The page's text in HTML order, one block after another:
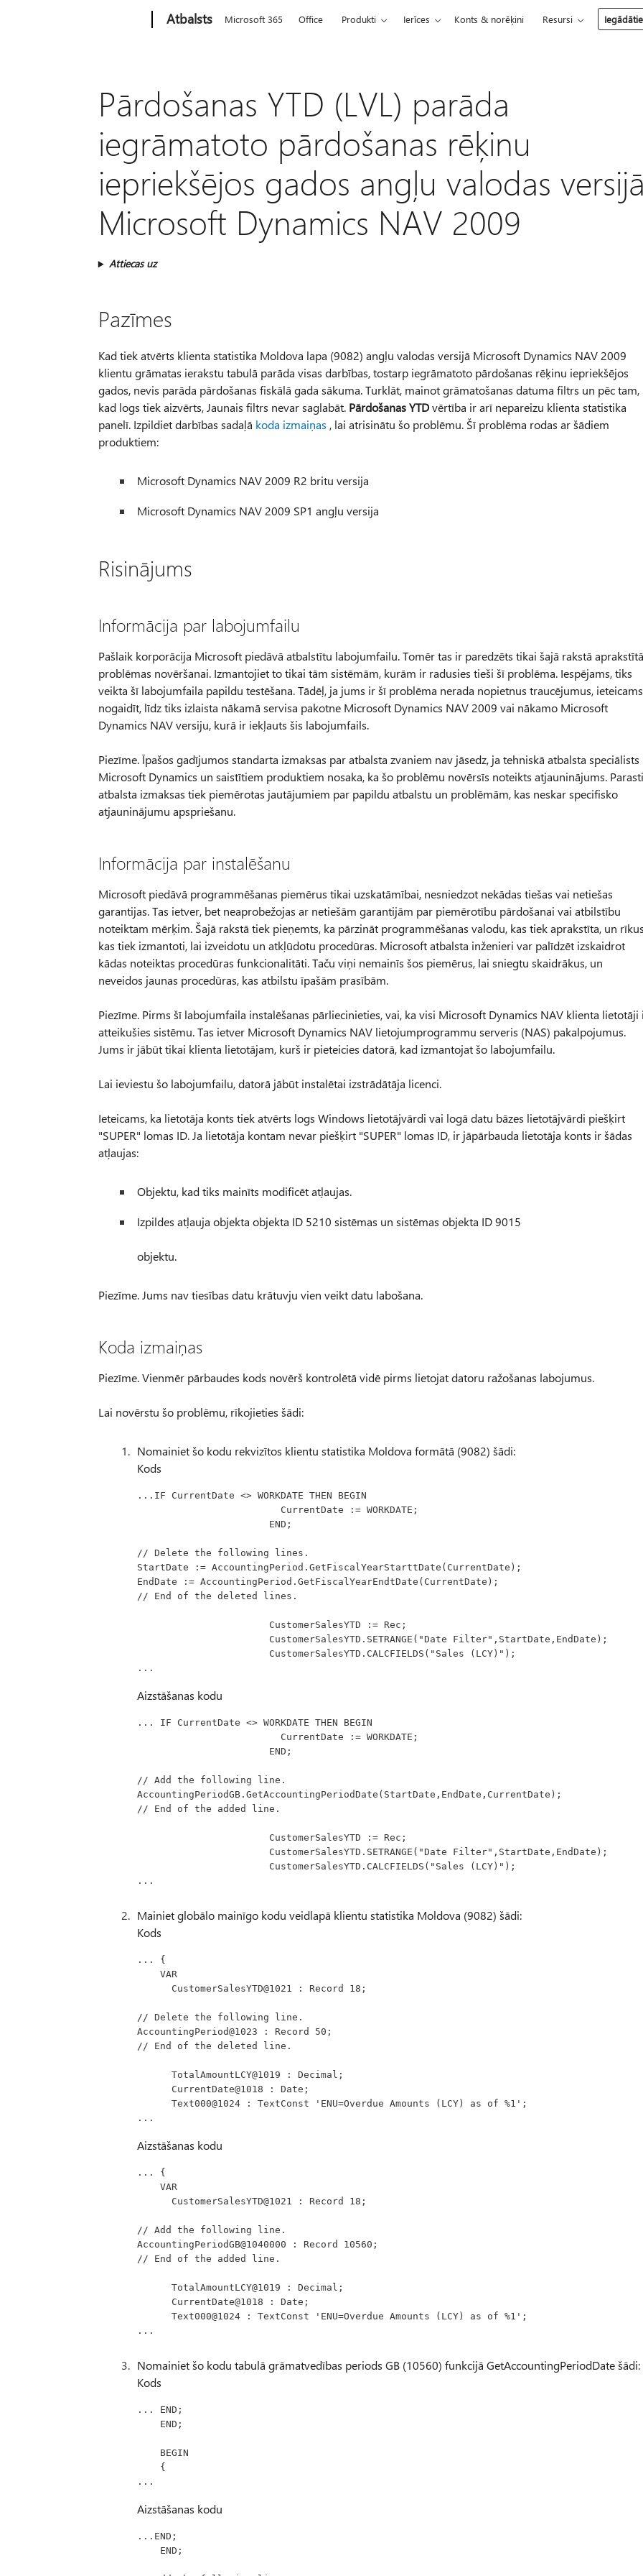
Atbalsts Microsoft 365 Office Produkti Ierīces Konts & norēķini Resursi
Pārdošanas YTD (LVL) parāda
iegrāmatoto pārdošanas rēķinu
iepriekšējos gados angļu valodas versijā
Microsoft Dynamics NAV 2009
Attiecas uz
Pazīmes
Kad tiek atvērts klienta statistika Moldova lapa (9082) angļu valodas versijā Microsoft Dynamics NAV 2009
klientu grāmatas ierakstu tabulā parāda visas darbības, tostarp iegrāmatoto pārdošanas rēķinu iepriekšējos
gados, nevis parāda pārdošanas fiskālā gada sākuma. Turklāt, mainot grāmatošanas datuma filtrs un pēc tam,
kad logs tiek aizvērts, Jaunais filtrs nevar saglabāt. Pārdošanas YTDvērtība ir arī nepareizu klienta statistika
panelī. Izpildiet darbības sadaļā koda izmaiņas , lai atrisinātu šo problēmu. Šī problēma rodas ar šādiem
produktiem:
Microsoft Dynamics NAV 2009 R2 britu versija
Microsoft Dynamics NAV 2009 SP1 angļu versija
Risinājums
Informācija par labojumfailu
Pašlaik korporācija Microsoft piedāvā atbalstītu labojumfailu. Tomēr tas ir paredzēts tikai šajā rakstā
problēmas novēršanai. Izmantojiet to tikai tām sistēmām, kurām ir radusies tieši šī problēma. Iespējams, tiks
veikta šī labojumfaila papildu testēšana. Tādēļ, ja jums ir šī problēma nerada nopietnus traucējumus, ieteicams
nogaidīt, līdz tiks izlaista nākamā servisa pakotne Microsoft Dynamics NAV 2009 vai nākamo Microsoft
Dynamics NAV versiju, kurā ir iekļauts šis labojumfails.
Piezīme. Īpašos gadījumos standarta izmaksas par atbalsta zvaniem nav jāsedz, ja tehniskā atbalsta speciālists
Microsoft Dynamics un saistītiem produktiem nosaka, ka šo problēmu novērsīs noteikts atjauninājums. Parasti
atbalsta izmaksas tiek piemērotas jautājumiem par papildu atbalstu un problēmām, kas neskar specifisko
atjauninājumu apspriešanu.
Informācija par instalēšanu
Microsoft piedāvā programmēšanas piemērus tikai uzskatāmībai, nesniedzot nekādas tiešas vai netiešas
garantijas. Tas ietver, bet neaprobežojas ar netiešām garantijām par piemērotību pārdošanai vai atbilstību
noteiktam mērķim. Šajā rakstā tiek pieņemts, ka pārzināt programmēšanas valodu, kas tiek aprakstīta, un
kas tiek izmantoti, lai izveidotu un atkļūdotu procedūras. Microsoft atbalsta inženieri var palīdzēt izskaidrot
kādas noteiktas procedūras funkcionalitāti. Taču viņi nemainīs šos piemērus, lai sniegtu skaidrākus, un
neveidos jaunas procedūras, kas atbilstu īpašām prasībām.
Piezīme. Pirms šī labojumfaila instalēšanas pārliecinieties, vai, ka visi Microsoft Dynamics NAV klienta lietotāji
atteikušies sistēmu. Tas ietver Microsoft Dynamics NAV lietojumprogrammu serveris (NAS) pakalpojumus.
Jums ir jābūt tikai klienta lietotājam, kurš ir pieteicies datorā, kad izmantojat šo labojumfailu.
Lai ieviestu šo labojumfailu, datorā jābūt instalētai izstrādātāja licenci.
Ieteicams, ka lietotāja konts tiek atvērts logs Windows lietotājvārdi vai logā datu bāzes lietotājvārdi piešķirt
"SUPER" lomas ID. Ja lietotāja kontam nevar piešķirt "SUPER" lomas ID, ir jāpārbauda lietotāja konts ir šādas
atļaujas:
Objektu, kad tiks mainīts modificēt atļaujas.
Izpildes atļauja objekta objekta ID 5210 sistēmas un sistēmas objekta ID 9015
objektu.
Piezīme. Jums nav tiesības datu krātuvju vien veikt datu labošana.
Koda izmaiņas
Piezīme. Vienmēr pārbaudes kods novērš kontrolētā vidē pirms lietojat datoru ražošanas labojumus.
Lai novērstu šo problēmu, rīkojieties šādi:
Nomainiet šo kodu rekvizītos klientu statistika Moldova formātā (9082) šādi:
Kods
...IF CurrentDate <> WORKDATE THEN BEGIN
                         CurrentDate := WORKDATE;
                       END;
// Delete the following lines.
StartDate := AccountingPeriod.GetFiscalYearStarttDate(CurrentDate);
EndDate := AccountingPeriod.GetFiscalYearEndtDate(CurrentDate);
// End of the deleted lines.
                       CustomerSalesYTD := Rec;
                       CustomerSalesYTD.SETRANGE("Date Filter",StartDate,EndDate);
                       CustomerSalesYTD.CALCFIELDS("Sales (LCY)");
...
Aizstāšanas kodu
... IF CurrentDate <> WORKDATE THEN BEGIN
                         CurrentDate := WORKDATE;
                       END;
// Add the following line.
AccountingPeriodGB.GetAccountingPeriodDate(StartDate,EndDate,CurrentDate);
// End of the added line.
                       CustomerSalesYTD := Rec;
                       CustomerSalesYTD.SETRANGE("Date Filter",StartDate,EndDate);
                       CustomerSalesYTD.CALCFIELDS("Sales (LCY)");
...
Mainiet globālo mainīgo kodu veidlapā klientu statistika Moldova (9082) šādi:
Kods
... {
    VAR
      CustomerSalesYTD@1021 : Record 18;
// Delete the following line.
AccountingPeriod@1023 : Record 50;
// End of the deleted line.
      TotalAmountLCY@1019 : Decimal;
      CurrentDate@1018 : Date;
      Text000@1024 : TextConst 'ENU=Overdue Amounts (LCY) as of %1';
...
Aizstāšanas kodu
... {
    VAR
      CustomerSalesYTD@1021 : Record 18;
// Add the following line.
AccountingPeriodGB@1040000 : Record 10560;
// End of the added line.
      TotalAmountLCY@1019 : Decimal;
      CurrentDate@1018 : Date;
      Text000@1024 : TextConst 'ENU=Overdue Amounts (LCY) as of %1';
...
Nomainiet šo kodu tabulā grāmatvedības periods GB (10560) funkcijā GetAccountingPeriodDate šādi:
Kods
... END;
    END;
    BEGIN
    {
...
Aizstāšanas kodu
...END;
    END;